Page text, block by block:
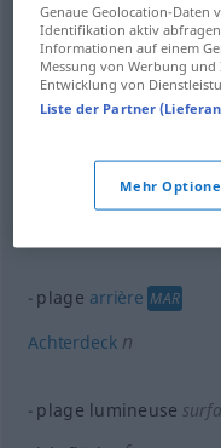
Seebadn plage(≈
arrière AUTO
plage arrière MAR
Achterdeckn
plage lumineuse
Genaue Geolocation-Daten
Identifikation aktiv
Informationen auf einem
Messung von Werbung
Entwicklung von
Liste der Partner
Mehr